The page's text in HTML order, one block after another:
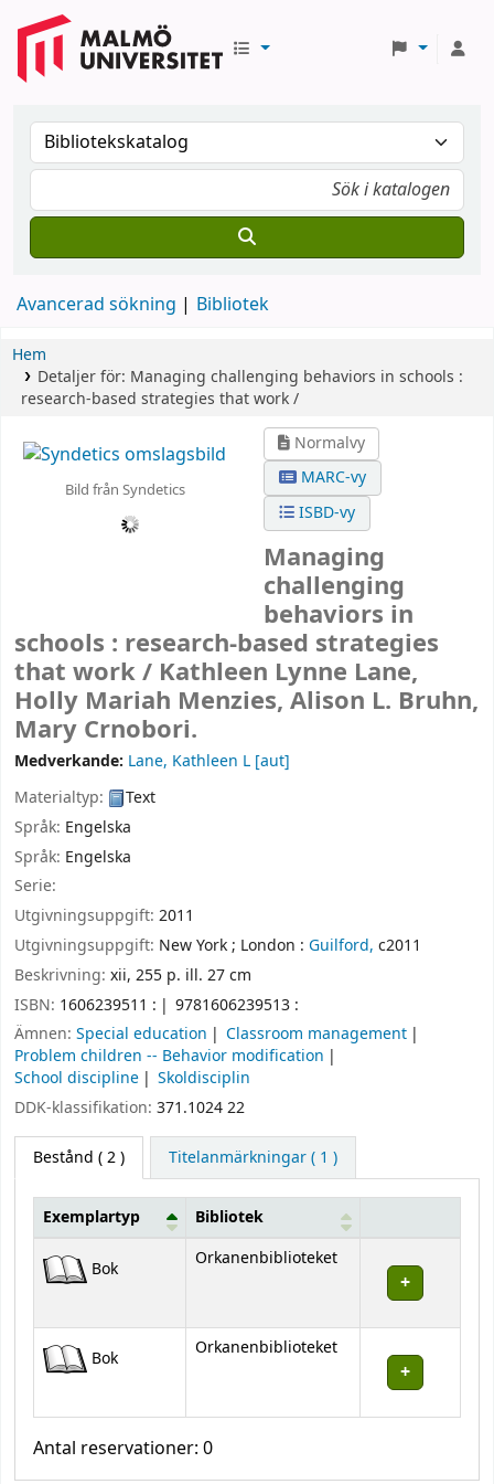
Avancerad sökning Bibliotek
Hem
Detaljer för: Managing challenging behaviors in schools :
research-based strategies that work /
Bild från Syndetics
Normalvy
MARC-vy
ISBD-vy
Managing
challenging
behaviors in
schools : research-based strategies
that work / Kathleen Lynne Lane,
Holly Mariah Menzies, Alison L. Bruhn,
Mary Crnobori.
Medverkande: Lane, Kathleen L [aut]
Materialtyp:
Text
Språk: Engelska
Språk: Engelska
Serie:
Utgivningsuppgift: 2011
Utgivningsuppgift: New York ; London : Guilford, c2011
Beskrivning: xii, 255 p. ill. 27 cm
ISBN: 1606239511 :
9781606239513 :
Ämnen: Special education
Classroom management
Problem children -- Behavior modification
School discipline
Skoldisciplin
DDK-klassifikation: 371.1024 22
Bestånd ( 2 ) Titelanmärkningar ( 1 )
Bestånd
Exemplartyp Bibliotek
Bok Orkanenbiblioteket
Bok Orkanenbiblioteket
Antal reservationer: 0